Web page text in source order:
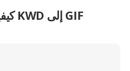
كيفية تحويل KWD إلى GIF